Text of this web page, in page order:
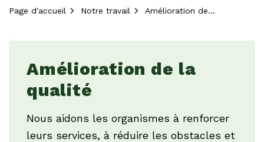
Page d'accueil Notre travail Amélioration de la qualité et normes de qualité
Amélioration de la
qualité
Nous aidons les organismes à renforcer
leurs services, à réduire les obstacles et